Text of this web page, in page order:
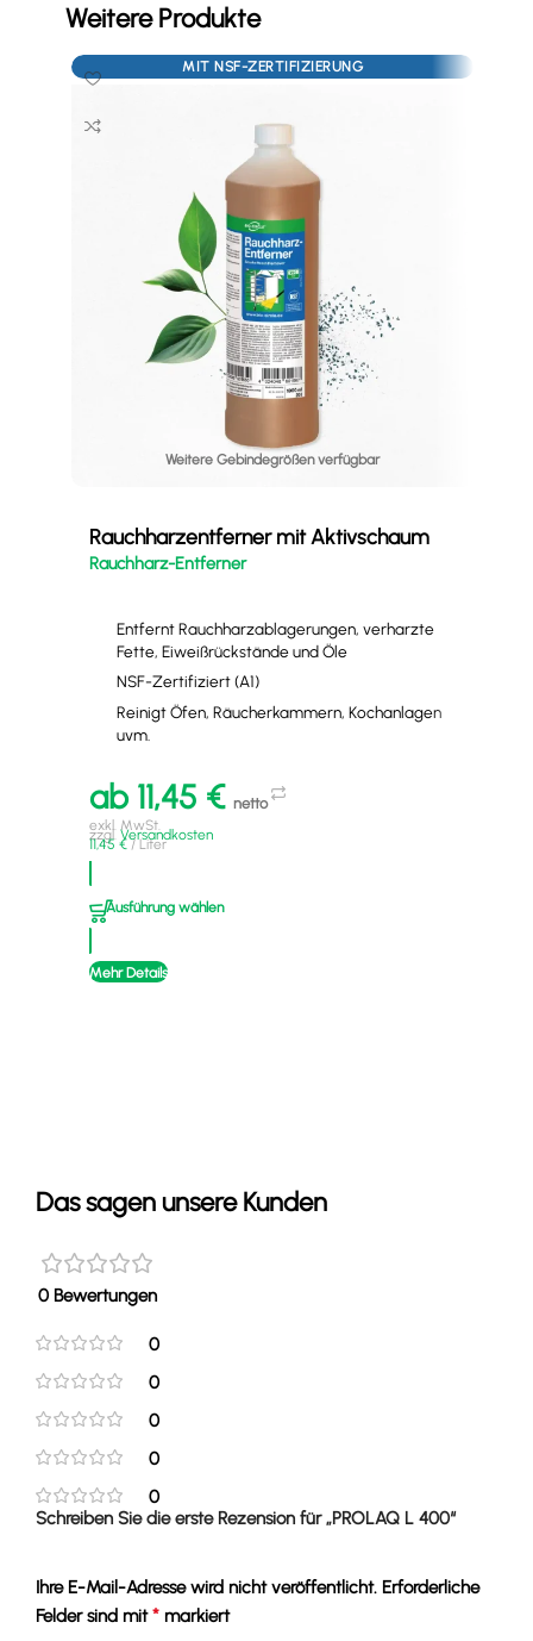
Weitere Produkte
MIT NSF-ZERTIFIZIERUNG
Weitere Gebindegrößen verfügbar
Rauchharzentferner mit Aktivschaum
Rauchharz-Entferner
Entfernt Rauchharzablagerungen, verharzte
Fette, Eiweißrückstände und Öle
NSF-Zertifiziert (A1)
Reinigt Öfen, Räucherkammern, Kochanlagen
uvm.
ab 11,45 € netto
exkl. MwSt.
zzgl. Versandkosten
11,45 €/Liter
Ausführung wählen
Mehr Details
Das sagen unsere Kunden
0 Bewertungen
0
0
0
0
0
Schreiben Sie die erste Rezension für „PROLAQ L 400“
Ihre E-Mail-Adresse wird nicht veröffentlicht. Erforderliche
Felder sind mit* markiert